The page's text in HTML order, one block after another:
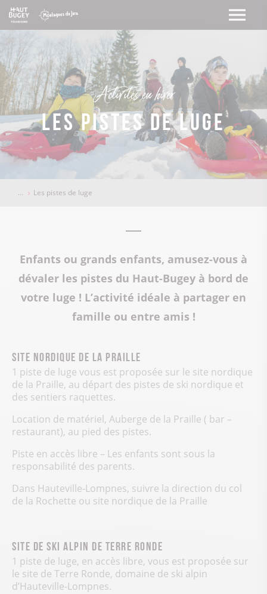
Activités en hiver
Les pistes de luge
Les pistes de luge
Enfants ou grands enfants, amusez-vous à
dévaler les pistes du Haut-Bugey à bord de
votre luge ! L’activité idéale à partager en
famille ou entre amis !
Site nordique de la praille
1 piste de luge vous est proposée sur le site nordique
de la Praille, au départ des pistes de ski nordique et
des sentiers raquettes.
Location de matériel, Auberge de la Praille ( bar –
restaurant), au pied des pistes.
Piste en accès libre – Les enfants sont sous la
responsabilité des parents.
Dans Hauteville-Lompnes, suivre la direction du col
de la Rochette ou site nordique de la Praille
Site de ski alpin de terre ronde
1 piste de luge, en accès libre, vous est proposée sur
le site de Terre Ronde, domaine de ski alpin
d’Hauteville-Lompnes.